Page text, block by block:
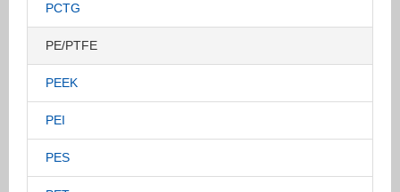
PCTG
PE/PTFE
PEEK
PEI
PES